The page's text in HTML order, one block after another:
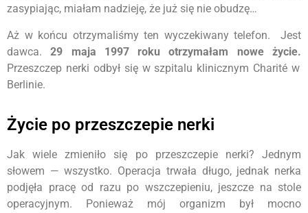
zasypiając, miałam nadzieję, że już się nie obudzę…
Aż w końcu otrzymaliśmy ten wyczekiwany telefon. Jest
dawca.29 maja 1997 roku otrzymałam nowe życie.
Przeszczep nerki odbył się w szpitalu klinicznym Charité w
Berlinie.
Życie po przeszczepie nerki
Jak wiele zmieniło się po przeszczepie nerki? Jednym
słowem — wszystko. Operacja trwała długo, jednak nerka
podjęła pracę od razu po wszczepieniu, jeszcze na stole
operacyjnym. Ponieważ mój organizm był mocno